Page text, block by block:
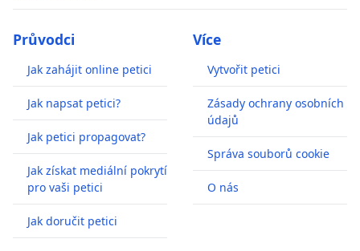
Průvodci
Jak zahájit online petici
Jak napsat petici?
Jak petici propagovat?
Jak získat mediální pokrytí
pro vaši petici
Jak doručit petici
Více
Vytvořit petici
Zásady ochrany osobních
údajů
Správa souborů cookie
O nás